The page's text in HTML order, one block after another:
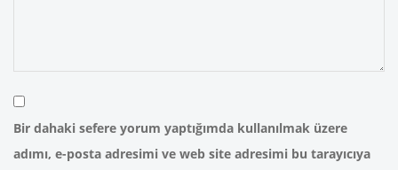
Bir dahaki sefere yorum yaptığımda kullanılmak üzere
adımı, e-posta adresimi ve web site adresimi bu tarayıcıya